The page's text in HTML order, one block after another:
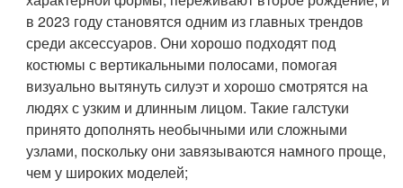
в 2023 году становятся одним из главных трендов
среди аксессуаров. Они хорошо подходят под
костюмы с вертикальными полосами, помогая
визуально вытянуть силуэт и хорошо смотрятся на
людях с узким и длинным лицом. Такие галстуки
принято дополнять необычными или сложными
узлами, поскольку они завязываются намного проще,
чем у широких моделей;